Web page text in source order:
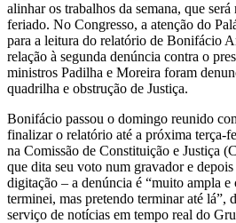
alinhar os trabalhos da semana, que
feriado. No Congresso, a atenção do
para a leitura do relatório de Bonifácio
relação à segunda denúncia contra o
ministros Padilha e Moreira foram
quadrilha e obstrução de Justiça.
Bonifácio passou o domingo reunido
finalizar o relatório até a próxima terça-
na Comissão de Constituição e Justiça
que dita seu voto num gravador e
digitação – a denúncia é “muito ampla
terminei, mas pretendo terminar até lá”,
serviço de notícias em tempo real do